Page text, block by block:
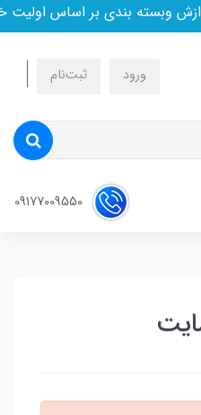
وبسته بندی بر اساس اولیت
ورود ثبت‌نام